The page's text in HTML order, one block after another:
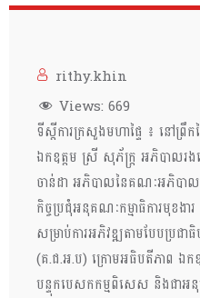
rithy.khin
Views: 669
ទីស្ដីការក្រសួងមហាផ្ទៃ ៖ នៅព្រឹ
ឯកឧត្ដម ស្រី សុភ័ក្ដ្រ អភិបាលរ
ចាន់ដា អភិបាលនៃគណៈអភិបាល
កិច្ចប្រជុំអនុគណៈកម្មាធិការមុខង
សម្រាប់ការអភិវឌ្ឍតាមបែបប្រជា
(គ.ជ.អ.ប) ក្រោមអធិបតីភាព ឯក
បន្ទុកបេសកកម្មពិសេស និងជាអ